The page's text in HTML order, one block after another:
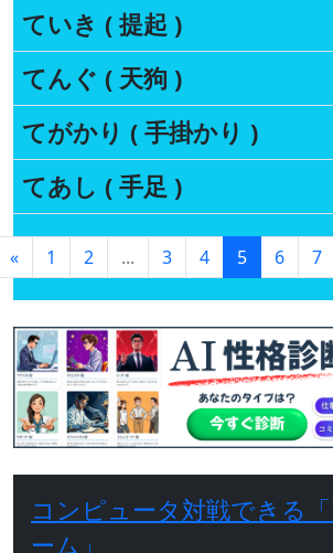
ていき ( 提起 )
てんぐ ( 天狗 )
てがかり ( 手掛かり )
てあし ( 手足 )
« 1 2 ... 3 4 5 6 7
コンピュータ対戦できる
ーム」